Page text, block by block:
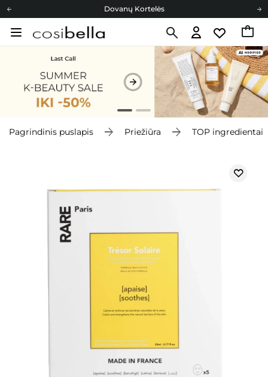
Dovanų Kortelės
Cosibella lojalumo programa
Dovanų Kortelės
Pagrindinis puslapis Priežiūra TOP ingredientai